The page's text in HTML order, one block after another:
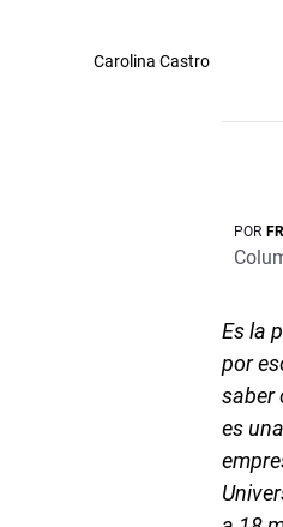
Carolina Castro
POR
Es la
por
saber
es